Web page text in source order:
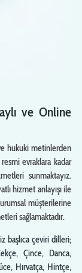
ve Online
hukuki metinlerden
evraklara kadar
sunmaktayız.
hizmet anlayışı ile
müşterilerine
sağlamaktadır.
başlıca çeviri dilleri;
Çince, Danca,
Hırvatça, Hintçe,